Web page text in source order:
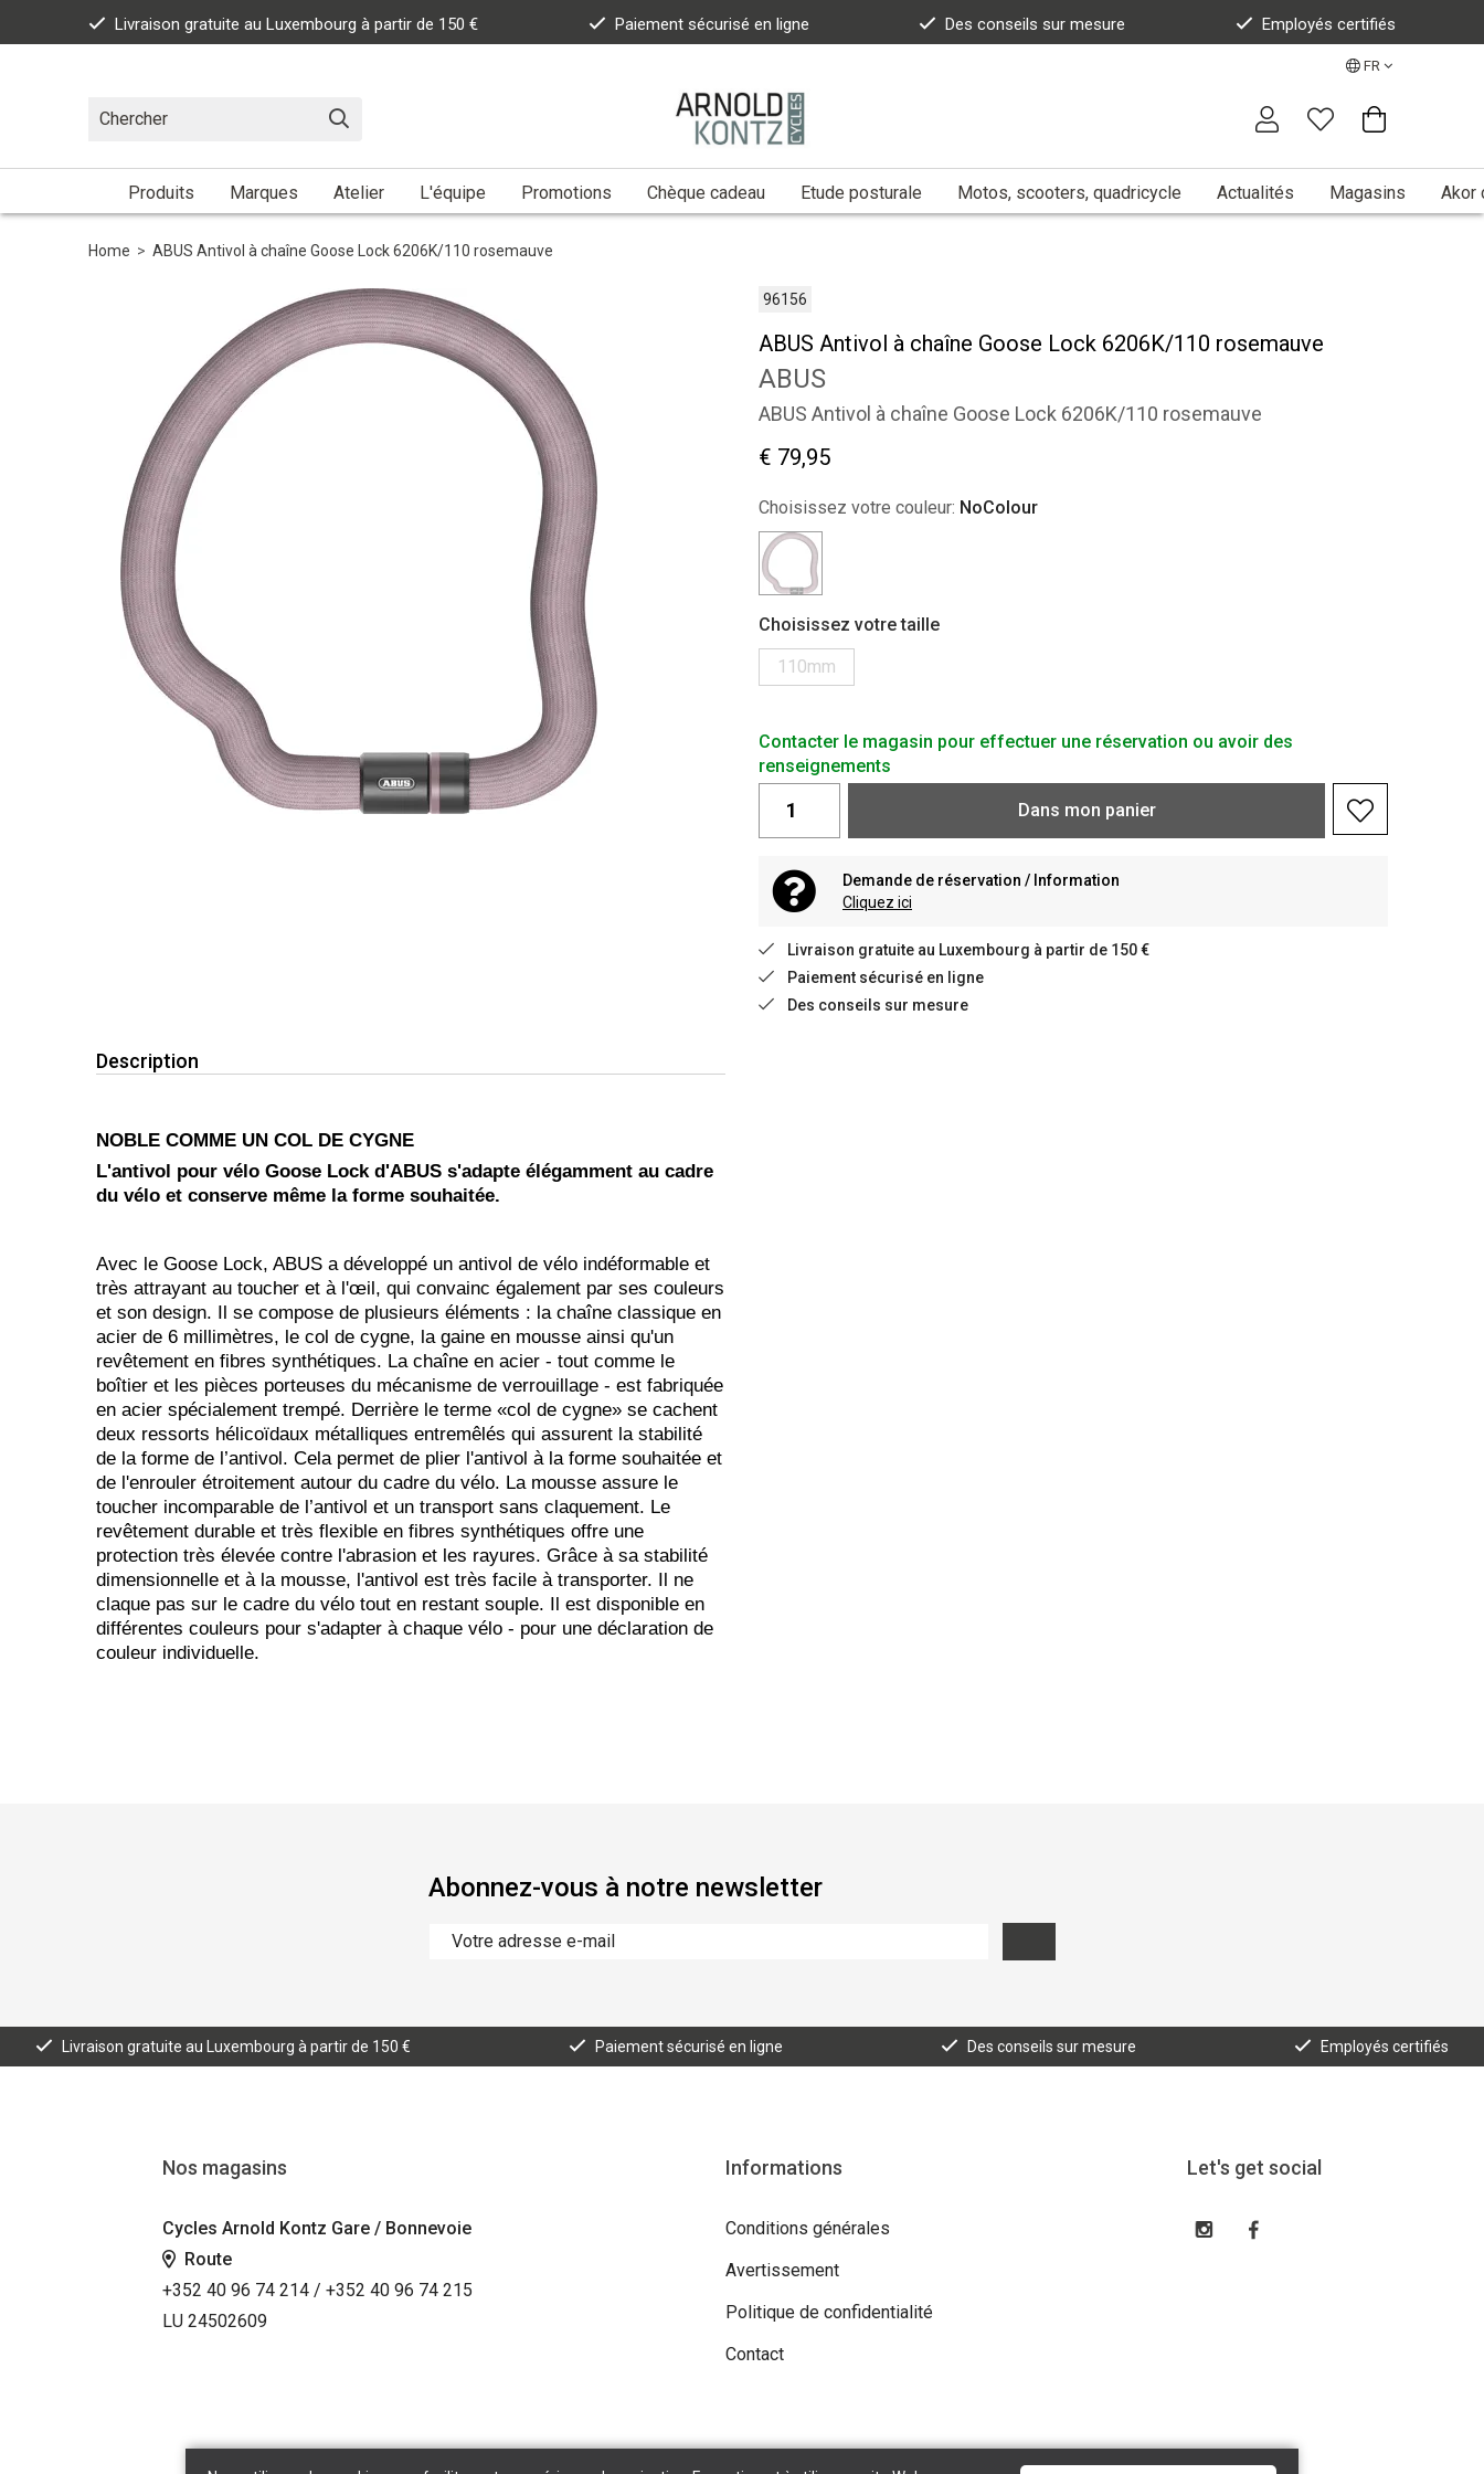
Livraison gratuite au Luxembourg à partir de 150 € Paiement sécurisé en ligne Des conseils sur mesure Employés certifiés
FR
Produits Marques Atelier L'équipe Promotions Chèque cadeau Etude posturale Motos, scooters, quadricycle Actualités Magasins Akor
Home > ABUS Antivol à chaîne Goose Lock 6206K/110 rosemauve
96156
ABUS Antivol à chaîne Goose Lock 6206K/110 rosemauve
ABUS
ABUS Antivol à chaîne Goose Lock 6206K/110 rosemauve
€ 79,95
Choisissez votre couleur: NoColour
Choisissez votre taille
110mm
Contacter le magasin pour effectuer une réservation ou avoir des
renseignements
Dans mon panier
Demande de réservation / Information
Cliquez ici
Livraison gratuite au Luxembourg à partir de 150 €
Paiement sécurisé en ligne
Des conseils sur mesure
Description
NOBLE COMME UN COL DE CYGNE
L'antivol pour vélo Goose Lock d'ABUS s'adapte élégamment au cadre
du vélo et conserve même la forme souhaitée.
Avec le Goose Lock, ABUS a développé un antivol de vélo indéformable et
très attrayant au toucher et à l'œil, qui convainc également par ses couleurs
et son design. Il se compose de plusieurs éléments : la chaîne classique en
acier de 6 millimètres, le col de cygne, la gaine en mousse ainsi qu'un
revêtement en fibres synthétiques. La chaîne en acier - tout comme le
boîtier et les pièces porteuses du mécanisme de verrouillage - est fabriquée
en acier spécialement trempé. Derrière le terme «col de cygne» se cachent
deux ressorts hélicoïdaux métalliques entremêlés qui assurent la stabilité
de la forme de l’antivol. Cela permet de plier l'antivol à la forme souhaitée et
de l'enrouler étroitement autour du cadre du vélo. La mousse assure le
toucher incomparable de l’antivol et un transport sans claquement. Le
revêtement durable et très flexible en fibres synthétiques offre une
protection très élevée contre l'abrasion et les rayures. Grâce à sa stabilité
dimensionnelle et à la mousse, l'antivol est très facile à transporter. Il ne
claque pas sur le cadre du vélo tout en restant souple. Il est disponible en
différentes couleurs pour s'adapter à chaque vélo - pour une déclaration de
couleur individuelle.
Abonnez-vous à notre newsletter
Livraison gratuite au Luxembourg à partir de 150 € Paiement sécurisé en ligne Des conseils sur mesure Employés certifiés
Nos magasins
Cycles Arnold Kontz Gare / Bonnevoie
Route
+352 40 96 74 214 / +352 40 96 74 215
LU 24502609
Informations
Conditions générales
Avertissement
Politique de confidentialité
Contact
Let's get social